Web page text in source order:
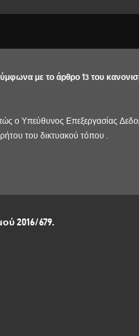
με το άρθρο 13 του
ο Υπεύθυνος Επεξεργασίας
του δικτυακού τόπου .
ΝΟΜΙΚΉ ΒΆΣΗ
σχετικά με τα προϊόντα ή
2016/679.